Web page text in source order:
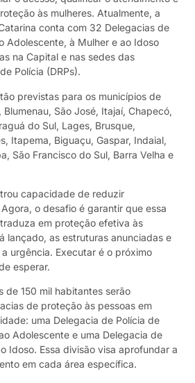
às mulheres. Atualmente, a
conta com 32 Delegacias de
Adolescente, à Mulher e ao Idoso
na Capital e nas sedes das
Polícia (DRPs).
previstas para os municípios de
São José, Itajaí, Chapecó,
do Sul, Lages, Brusque,
Itapema, Biguaçu, Gaspar, Indaial,
São Francisco do Sul, Barra Velha e
capacidade de reduzir
o desafio é garantir que essa
em proteção efetiva às
lançado, as estruturas anunciadas e
urgência. Executar é o próximo
esperar.
de 150 mil habitantes serão
de proteção às pessoas em
uma Delegacia de Polícia de
Adolescente e uma Delegacia de
Idoso. Essa divisão visa aprofundar a
em cada área específica.